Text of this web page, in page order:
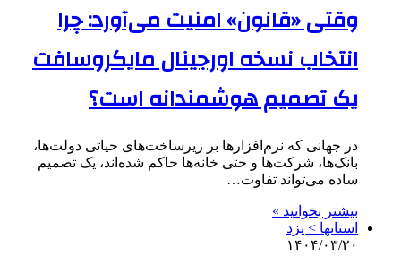
وقتی «قانون» امنیت می‌آورد: چرا
انتخاب نسخه اورجینال مایکروسافت
یک تصمیم هوشمندانه است؟
در جهانی که نرم‌افزارها بر زیرساخت‌های حیاتی دولت‌ها،
بانک‌ها، شرکت‌ها و حتی خانه‌ها حاکم شده‌اند، یک تصمیم
ساده می‌تواند تفاوت…
بیشتر بخوانید »
استانها > یزد
۱۴۰۴/۰۳/۲۰